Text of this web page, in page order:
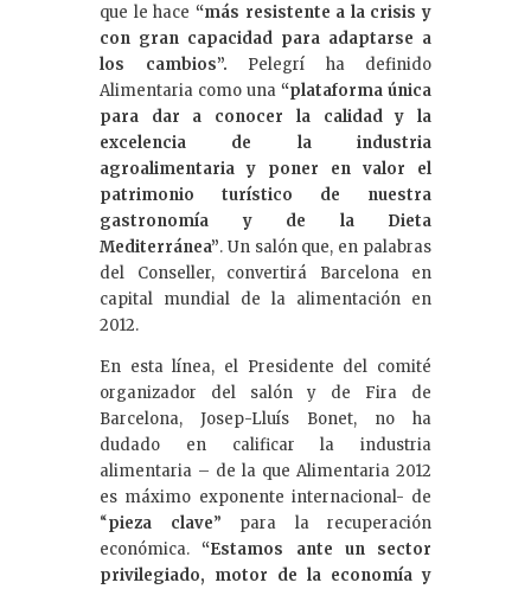
que le hace “más resistente a la crisis y
con gran capacidad para adaptarse a
los cambios”. Pelegrí ha definido
Alimentaria como una “plataforma única
para dar a conocer la calidad y la
excelencia de la industria
agroalimentaria y poner en valor el
patrimonio turístico de nuestra
gastronomía y de la Dieta
Mediterránea”. Un salón que, en palabras
del Conseller, convertirá Barcelona en
capital mundial de la alimentación en
2012.
En esta línea, el Presidente del comité
organizador del salón y de Fira de
Barcelona, Josep-Lluís Bonet, no ha
dudado en calificar la industria
alimentaria – de la que Alimentaria 2012
es máximo exponente internacional- de
“pieza clave” para la recuperación
económica. “Estamos ante un sector
privilegiado, motor de la economía y